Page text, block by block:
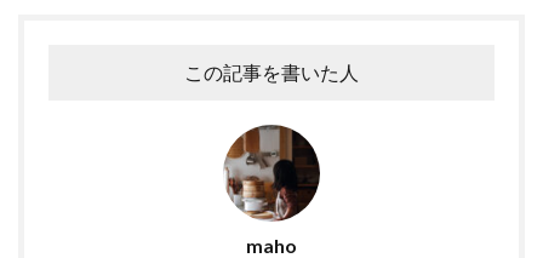
この記事を書いた人
maho